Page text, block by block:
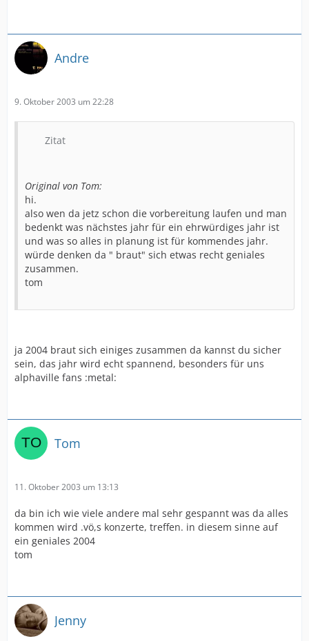
Andre
9. Oktober 2003 um 22:28
Zitat
Original von Tom:
hi.
also wen da jetz schon die vorbereitung laufen und man
bedenkt was nächstes jahr für ein ehrwürdiges jahr ist
und was so alles in planung ist für kommendes jahr.
würde denken da " braut" sich etwas recht geniales
zusammen.
tom
ja 2004 braut sich einiges zusammen da kannst du sicher
sein, das jahr wird echt spannend, besonders für uns
alphaville fans :metal:
Tom
11. Oktober 2003 um 13:13
da bin ich wie viele andere mal sehr gespannt was da alles
kommen wird .vö,s konzerte, treffen. in diesem sinne auf
ein geniales 2004
tom
Jenny